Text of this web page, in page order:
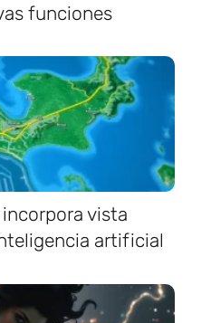
funciones
vista
artificial